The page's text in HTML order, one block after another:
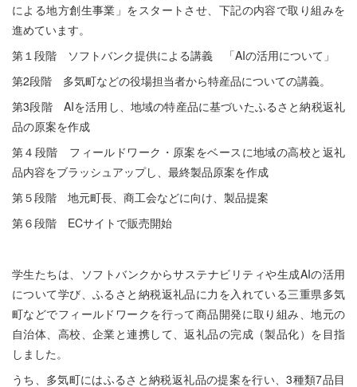
による地方創生事業」をスタートさせ、下記の内容で取り組みを
進めています。
第１段階 ソフトバンク提供による講義 「AIの活用について」
第2段階 多気町などの役場担当者から特産品についての講義。
第3段階 AIを活用し、地域の特産品に基づいたふるさと納税返礼
品の原案を作成
第４段階 フィールドワーク・原案をベースに地域の高校と返礼
品内容をブラッシュアップし、最終製品原案を作成
第５段階 地元町長、商工会などに向け、製品提案
第６段階 ECサイトで販売開始
学生たちは、ソフトバンクからサステナビリティや生成AIの活用
について学び、ふるさと納税返礼品に力を入れている三重県多気
町などでフィールドワークを行って商品開発に取り組み、地元の
自治体、高校、企業と連携して、返礼品の完成（製品化）を目指
しました。
うち、多気町にはふるさと納税返礼品の提案を行い、3種類7品目